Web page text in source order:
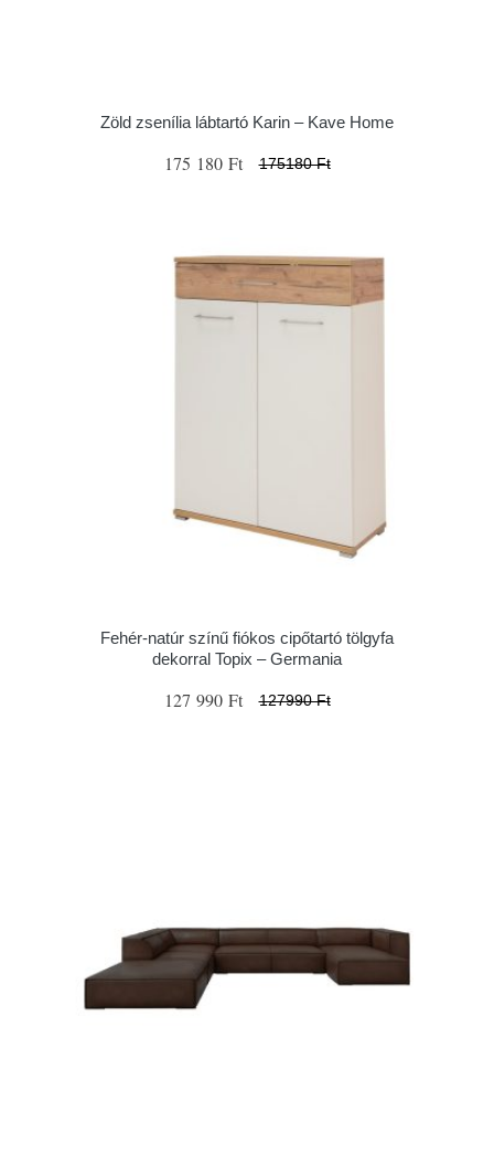
Zöld zsenília lábtartó Karin – Kave Home
175 180 Ft 175180 Ft
Fehér-natúr színű fiókos cipőtartó tölgyfa
dekorral Topix – Germania
127 990 Ft 127990 Ft